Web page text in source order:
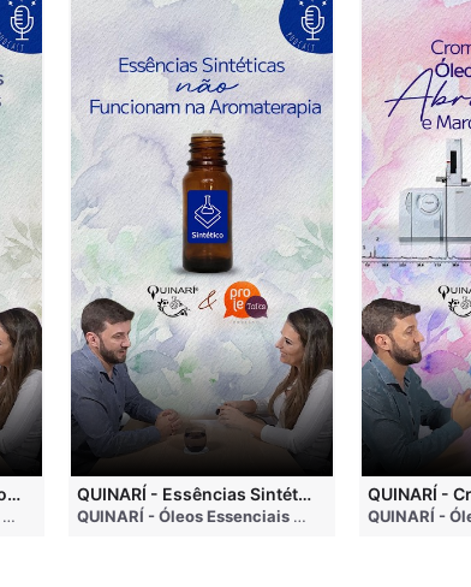
QUINARÍ - Inalação de Óleos Essenciais e Seus Benefícios
QUINARÍ - Óleos Essenciais e Aromaterapia • 3 months ago
QUINARÍ - Essências Sintéticas NÃO Funcionam na Aromaterapia
QUINARÍ - Óleos Essenciais e Aromaterapia • 3